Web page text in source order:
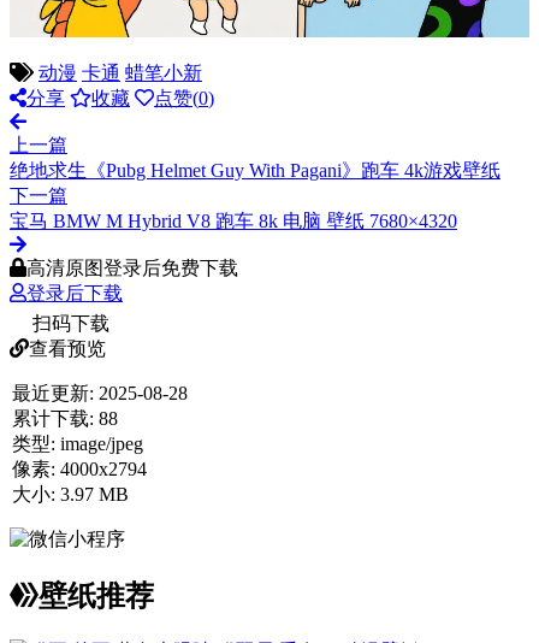
动漫 卡通 蜡笔小新
分享
收藏 点赞(0)
上一篇
绝地求生《Pubg Helmet Guy With Pagani》跑车 4k游戏壁纸
下一篇
宝马 BMW M Hybrid V8 跑车 8k 电脑 壁纸 7680×4320
高清原图登录后免费下载
登录后下载
扫码下载
查看预览
最近更新: 2025-08-28
累计下载: 88
类型: image/jpeg
像素: 4000x2794
大小: 3.97 MB
壁纸推荐